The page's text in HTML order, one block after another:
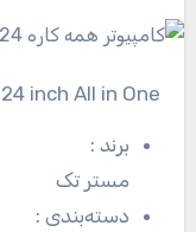
inch All in One
برند:
مستر تک
دسته‌بندی: